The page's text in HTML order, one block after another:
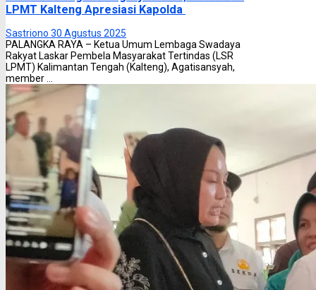
LPMT Kalteng Apresiasi Kapolda
Sastriono 30 Agustus 2025
PALANGKA RAYA – Ketua Umum Lembaga Swadaya
Rakyat Laskar Pembela Masyarakat Tertindas (LSR
LPMT) Kalimantan Tengah (Kalteng), Agatisansyah,
member ...